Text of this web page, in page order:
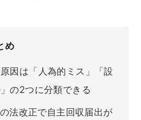
め
因は「人為的ミス」「設
の2つに分類できる
法改正で自主回収届出が